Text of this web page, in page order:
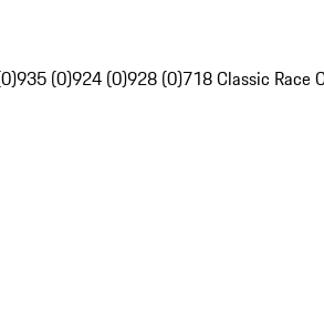
935 (0)924 (0)928 (0)718 Classic Race